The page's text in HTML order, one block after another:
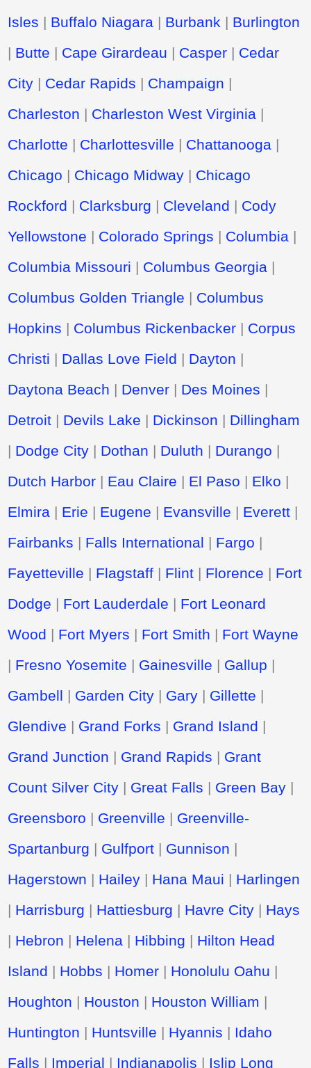
Isles | Buffalo Niagara | Burbank | Burlington
| Butte | Cape Girardeau | Casper | Cedar
City | Cedar Rapids | Champaign |
Charleston | Charleston West Virginia |
Charlotte | Charlottesville | Chattanooga |
Chicago | Chicago Midway | Chicago
Rockford | Clarksburg | Cleveland | Cody
Yellowstone | Colorado Springs | Columbia |
Columbia Missouri | Columbus Georgia |
Columbus Golden Triangle | Columbus
Hopkins | Columbus Rickenbacker | Corpus
Christi | Dallas Love Field | Dayton |
Daytona Beach | Denver | Des Moines |
Detroit | Devils Lake | Dickinson | Dillingham
| Dodge City | Dothan | Duluth | Durango |
Dutch Harbor | Eau Claire | El Paso | Elko |
Elmira | Erie | Eugene | Evansville | Everett |
Fairbanks | Falls International | Fargo |
Fayetteville | Flagstaff | Flint | Florence | Fort
Dodge | Fort Lauderdale | Fort Leonard
Wood | Fort Myers | Fort Smith | Fort Wayne
| Fresno Yosemite | Gainesville | Gallup |
Gambell | Garden City | Gary | Gillette |
Glendive | Grand Forks | Grand Island |
Grand Junction | Grand Rapids | Grant
Count Silver City | Great Falls | Green Bay |
Greensboro | Greenville | Greenville-
Spartanburg | Gulfport | Gunnison |
Hagerstown | Hailey | Hana Maui | Harlingen
| Harrisburg | Hattiesburg | Havre City | Hays
| Hebron | Helena | Hibbing | Hilton Head
Island | Hobbs | Homer | Honolulu Oahu |
Houghton | Houston | Houston William |
Huntington | Huntsville | Hyannis | Idaho
Falls | Imperial | Indianapolis | Islip Long